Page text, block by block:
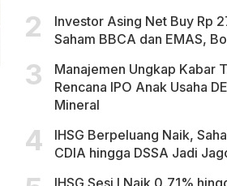
Investor Asing Net Buy Rp
Saham BBCA dan EMAS,
Manajemen Ungkap Kabar
Rencana IPO Anak Usaha
Mineral
IHSG Berpeluang Naik,
CDIA hingga DSSA Jadi
IHSG Sesi I Naik 0,71%